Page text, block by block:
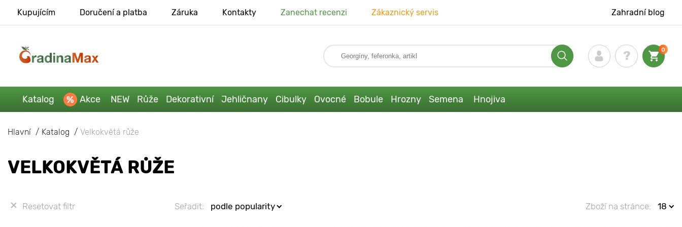
Kupujícím Doručení a platba Záruka Kontakty Zanechat recenzi Zákaznický servis Zahradní blog
0
Katalog Akce NEW Růže Dekorativní Jehličnany Cibulky Ovocné Bobule Hrozny Semena Hnojiva
Hlavní Katalog Velkokvětá růže
VELKOKVĚTÁ RŮŽE
Resetovat filtr Seřadit: podle popularity Zboží na stránce: 18